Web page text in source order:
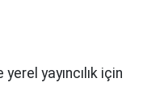
yayıncılık için